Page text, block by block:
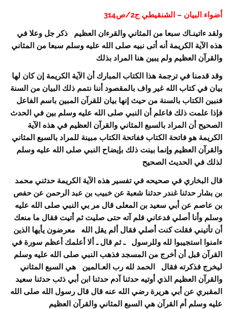
أضواء البيان – الشنقيطي ج2/ص314
ولقد ءاتينـاك سبعا من المثاني والقرءان العظيم ذكر جل وعلا في
هذه الآية الكريمة أنه أتى نبيه صلى الله عليه وسلم سبعا من المثاني
والقرآن العظيم ولم يبين هنا المراد بذلك
وقد قدمنا في ترجمة هذا الكتاب المبارك أن الآية الكريمة إن كان لها
بيان في كتاب الله غير واف بالمقصود أننا نتمم ذلك البيان من السنة
فنبين الكتاب بالسنة من حيث إنها بيان للقرآن المبين باسم الفاعل
فإذا علمت ذلك فاعلم أن النبي صلى الله عليه وسلم بين في الحدث
الصحيح أن المراد بالسبع المثاني والقرآن العظيم في هذه الآية
الكريمة هو فاتحة الكتاب ففاتحة الكتاب مبينة للمراد بالسبع المثاني
والقرآن العظيم وإنما بينت ذلك بإيضاح النبي صلى الله عليه وسلم
لذلك في الحديث الصحيح
قال البخاري في صحيحه في تفسير هذه الآية الكريمة حدثني محمد
بن بشار حدثنا غندر حدثنا شعبة عن خبيب بن عبد الرحمن عن حفص
بن عاصم عن أبي سعيد بن المعلى قال مر بي النبي صلى الله عليه
وسلم وأنا أصلي فدعاني فلم آته حتى صليت ثم أتيت فقال ما منعك
أن تأتيني فقلت كنت أصلي فقال ألم يقل الله معرضون يأيها الذين
ءامنوا استجيبوا لله وللرسول ـ ثم قال ـ ألا أعلمك أعظم سورة في
القرآن قبل أن أخرج من المسجد فذهب النبي صلى الله عليه وسلم
ليخرج فذكرته فقال الحمد لله رب العـالمين هي السبع المثاني
والقرآن العظيم الذي أوتيه حدثنا آدم حدثنا ابن أبي ذئب حدثنا سعيد
المقبري عن أبي هريرة رضي الله عنه قال قال رسول الله صلى الله
عليه وسلم أم القرآن هي السبع المثاني والقرآن العظيم